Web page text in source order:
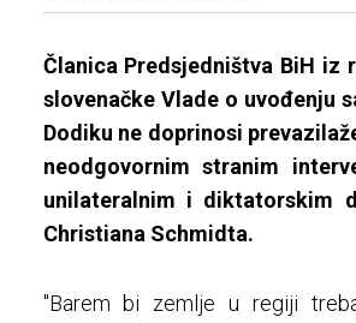
Članica Predsjedništva BiH iz
slovenačke Vlade o uvođenju
Dodiku ne doprinosi
neodgovornim stranim
unilateralnim i diktatorskim
Christiana Schmidta.
"Barem bi zemlje u regiji